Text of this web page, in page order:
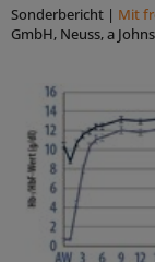
Sonderbericht | Mit
GmbH, Neuss, a